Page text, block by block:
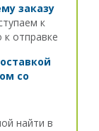
заказу
к
к отправке
со
найти в